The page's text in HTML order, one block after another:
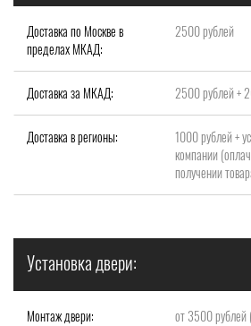
Доставка по Москве в
пределах МКАД:
2500 рублей
Доставка за МКАД: 2500 рублей +
Доставка в регионы:
1000 рублей +
компании
получении
Установка двери:
Монтаж двери: от 3500 рублей